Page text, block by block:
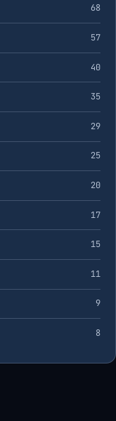
68
57
40
35
29
25
20
17
15
11
9
8